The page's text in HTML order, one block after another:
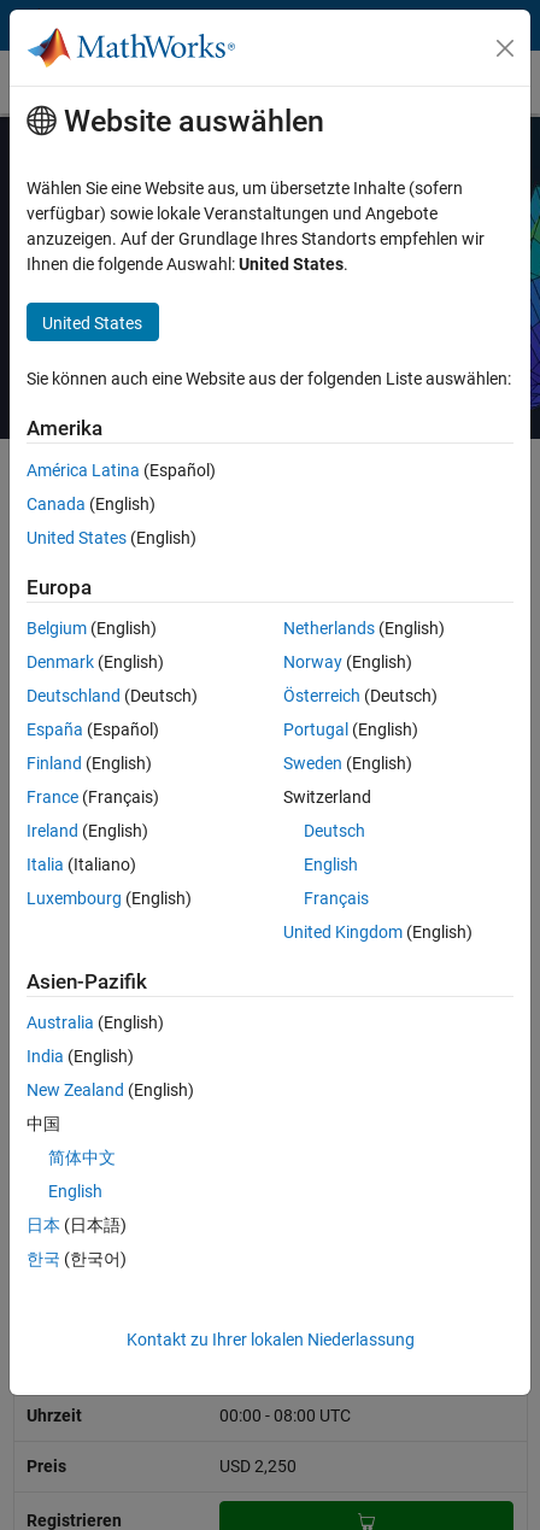
Weiter zum Inhalt
MathWorks Store
MATLAB Grundlagen: Kurstermine
Details zum Kurs anzeigen
Filter By:
Language
Format
Start Times
Anspruch auf Ermäßigung für Benutzer an akademischen
Einrichtungen
20. Aug. 2026 - 21. Aug. 2026
Chinesisch
00:00 - 08:00 UTC
USD 2,250
Website auswählen
Wählen Sie eine Website aus, um übersetzte Inhalte (sofern
verfügbar) sowie lokale Veranstaltungen und Angebote
anzuzeigen. Auf der Grundlage Ihres Standorts empfehlen wir
Ihnen die folgende Auswahl:United States.
United States
Sie können auch eine Website aus der folgenden Liste auswählen:
Amerika
América Latina (Español)
Canada (English)
United States (English)
Europa
Belgium (English)
Denmark (English)
Deutschland (Deutsch)
España (Español)
Finland (English)
France (Français)
Ireland (English)
Italia (Italiano)
Luxembourg (English)
Netherlands(English)
Norway(English)
Österreich (Deutsch)
Portugal (English)
Sweden (English)
Switzerland
Deutsch
English
Français
United Kingdom(English)
Asien-Pazifik
Australia (English)
India (English)
New Zealand (English)
中国
简体中文
English
日本 (日本語)
한국 (한국어)
Kontakt zu Ihrer lokalen Niederlassung